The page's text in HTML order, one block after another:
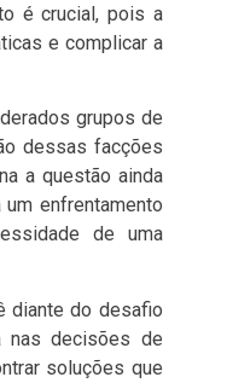
é crucial, pois a
e complicar a
grupos de
dessas facções
a questão ainda
enfrentamento
de uma
diante do desafio
nas decisões de
soluções que